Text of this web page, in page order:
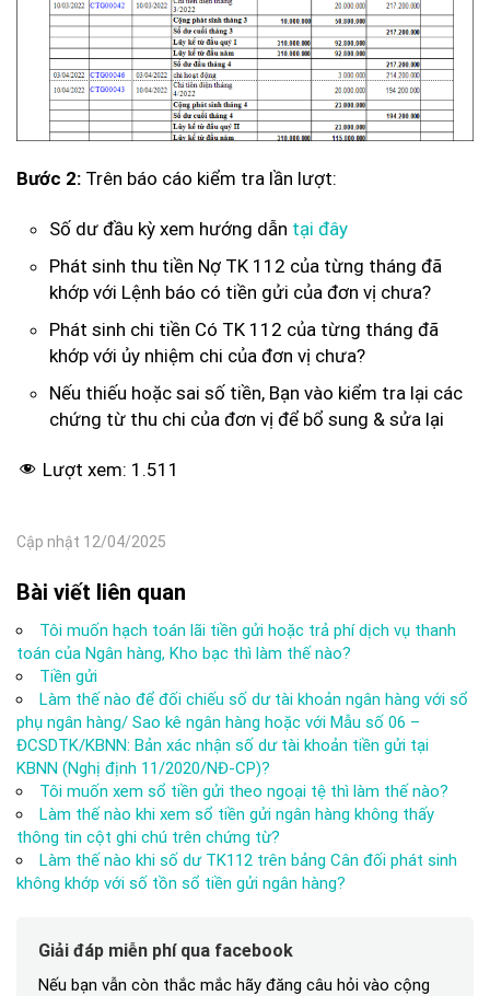
Bước 2: Trên báo cáo kiểm tra lần lượt:
Số dư đầu kỳ xem hướng dẫn tại đây
Phát sinh thu tiền Nợ TK 112 của từng tháng đã
khớp với Lệnh báo có tiền gửi của đơn vị chưa?
Phát sinh chi tiền Có TK 112 của từng tháng đã
khớp với ủy nhiệm chi của đơn vị chưa?
Nếu thiếu hoặc sai số tiền, Bạn vào kiểm tra lại các
chứng từ thu chi của đơn vị để bổ sung & sửa lại
Lượt xem: 1.511
Cập nhật 12/04/2025
Bài viết liên quan
Tôi muốn hạch toán lãi tiền gửi hoặc trả phí dịch vụ thanh
toán của Ngân hàng, Kho bạc thì làm thế nào?
Tiền gửi
Làm thế nào để đối chiếu số dư tài khoản ngân hàng với sổ
phụ ngân hàng/ Sao kê ngân hàng hoặc với Mẫu số 06 –
ĐCSDTK/KBNN: Bản xác nhận số dư tài khoản tiền gửi tại
KBNN (Nghị định 11/2020/NĐ-CP)?
Tôi muốn xem sổ tiền gửi theo ngoại tệ thì làm thế nào?
Làm thế nào khi xem sổ tiền gửi ngân hàng không thấy
thông tin cột ghi chú trên chứng từ?
Làm thế nào khi số dư TK112 trên bảng Cân đối phát sinh
không khớp với số tồn sổ tiền gửi ngân hàng?
Giải đáp miễn phí qua facebook
Nếu bạn vẫn còn thắc mắc hãy đăng câu hỏi vào cộng